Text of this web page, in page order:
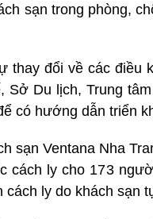
sạn trong phòng,
thay đổi về các
Sở Du lịch, Trung
có hướng dẫn triển
sạn Ventana Nha
cách ly cho 173
cách ly do khách sạn